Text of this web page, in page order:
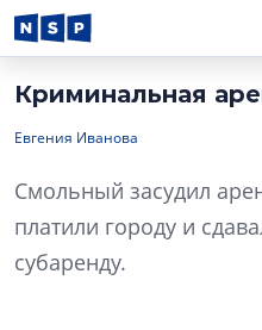
Криминальная
Евгения Иванова
Смольный засудил
платили городу и
субаренду.